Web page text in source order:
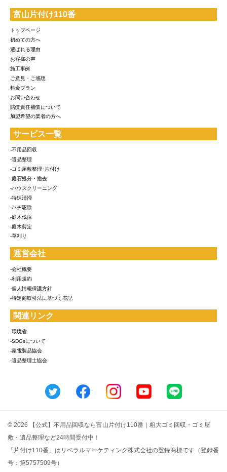
富山片付け110番
トップページ
初めての方へ
選ばれる理由
お客様の声
施工事例
ご意見・ご感想
料金プラン
お問い合わせ
賠償責任補償について
加盟希望の業者の方へ
サービス一覧
-不用品回収
-遺品整理
-ゴミ屋敷整理･片付け
-庭石処分・撤去
-ハウスクリーニング
-特殊清掃
-ハチ駆除
-庭木伐採
-庭木剪定
-草刈り
運営会社
-会社概要
-利用規約
-個人情報保護方針
-特定商取引法に基づく表記
関連リンク
-環境省
-SDGsについて
-家電製品協会
-遺品整理士協会
© 2026 【公式】不用品回収なら富山片付け110番｜粗大ゴミ回収・ゴミ屋
敷・遺品整理など24時間受付中！
「片付け110番」はリベラルマーケティング株式会社の登録商標です（登録番
号：第5757509号）